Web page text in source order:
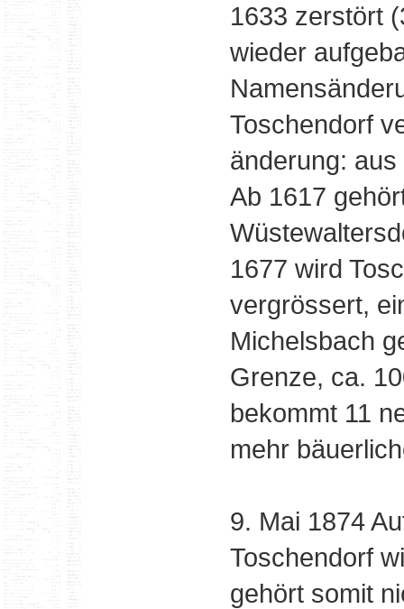
1633 zerstört
wieder
Toschendorf
änderung: aus
Ab 1617
1677 wird
vergrössert,
Michelsbach
Grenze, ca.
bekommt 11
mehr
9. Mai 1874
Toschendorf
gehört somit